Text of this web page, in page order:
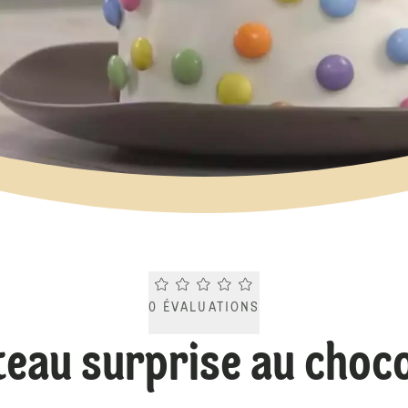
Current rating 0.0. Click to rate.
0 ÉVALUATIONS
surprise au